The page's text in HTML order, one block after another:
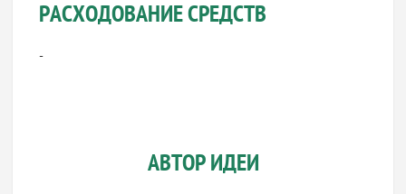
РАСХОДОВАНИЕ СРЕДСТВ
-
АВТОР ИДЕИ